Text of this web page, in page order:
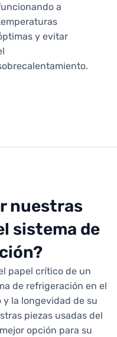
a
y evitar
nuestras
sistema de
papel crítico de un
de refrigeración en el
la longevidad de su
piezas usadas del
opción para su